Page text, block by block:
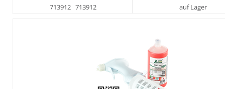
713912 713912 auf Lager